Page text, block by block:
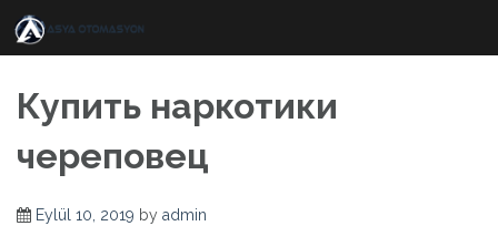
content
Купить наркотики
череповец
Eylül 10, 2019 by admin